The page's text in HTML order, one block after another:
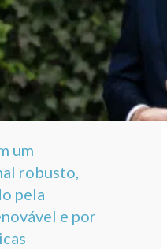
um
robusto,
pela
e por